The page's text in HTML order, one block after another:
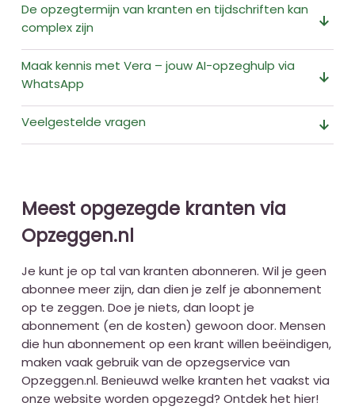
De opzegtermijn van kranten en tijdschriften kan
complex zijn
arrow_downward_alt
Maak kennis met Vera – jouw AI-opzeghulp via
WhatsApp
arrow_downward_alt
Veelgestelde vragen arrow_downward_alt
Meest opgezegde kranten via
Opzeggen.nl
Je kunt je op tal van kranten abonneren. Wil je geen
abonnee meer zijn, dan dien je zelf je abonnement
op te zeggen. Doe je niets, dan loopt je
abonnement (en de kosten) gewoon door. Mensen
die hun abonnement op een krant willen beëindigen,
maken vaak gebruik van de opzegservice van
Opzeggen.nl. Benieuwd welke kranten het vaakst via
onze website worden opgezegd? Ontdek het hier!